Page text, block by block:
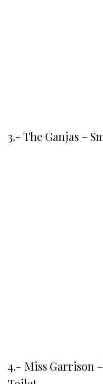
3.- The Ganjas –
4.- Miss Garrison